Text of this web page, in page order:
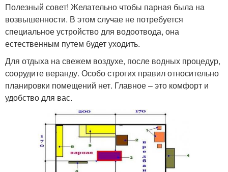
Полезный совет! Желательно чтобы парная была на
возвышенности. В этом случае не потребуется
специальное устройство для водоотвода, она
естественным путем будет уходить.
Для отдыха на свежем воздухе, после водных процедур,
соорудите веранду. Особо строгих правил относительно
планировки помещений нет. Главное – это комфорт и
удобство для вас.